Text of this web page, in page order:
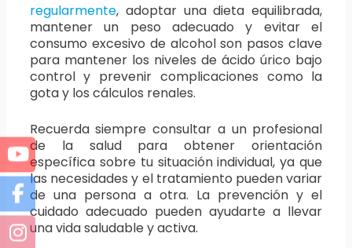
regularmente, adoptar una dieta equilibrada,
mantener un peso adecuado y evitar el
consumo excesivo de alcohol son pasos clave
para mantener los niveles de ácido úrico bajo
control y prevenir complicaciones como la
gota y los cálculos renales.
Recuerda siempre consultar a un profesional
de la salud para obtener orientación
específica sobre tu situación individual, ya que
las necesidades y el tratamiento pueden variar
de una persona a otra. La prevención y el
cuidado adecuado pueden ayudarte a llevar
una vida saludable y activa.